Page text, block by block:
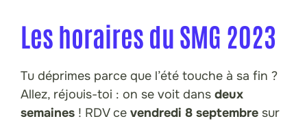
Les horaires du SMG 2023
Tu déprimes parce que l’été touche à sa fin ?
Allez, réjouis-toi : on se voit dans deux
semaines! RDV ce vendredi 8 septembresur